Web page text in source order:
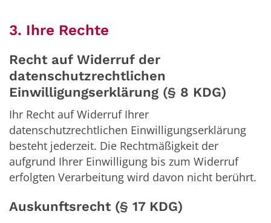
3. Ihre Rechte
Recht auf Widerruf der
datenschutzrechtlichen
Einwilligungserklärung (§ 8 KDG)
Ihr Recht auf Widerruf Ihrer
datenschutzrechtlichen Einwilligungserklärung
besteht jederzeit. Die Rechtmäßigkeit der
aufgrund Ihrer Einwilligung bis zum Widerruf
erfolgten Verarbeitung wird davon nicht berührt.
Auskunftsrecht (§ 17 KDG)